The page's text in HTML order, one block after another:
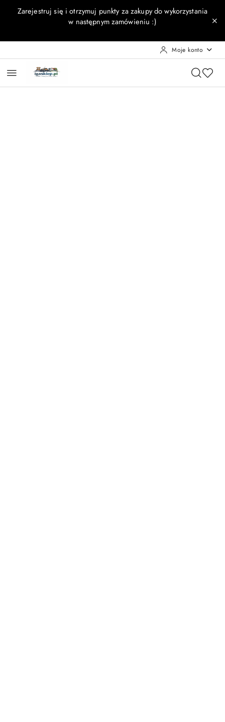
Przejdź do treści głównej
Przejdź do wyszukiwarki
Przejdź do moje konto
Przejdź do menu głównego
Przejdź do opisu produktu
Przejdź do stopki
Zarejestruj się i otrzymuj punkty za zakupy do wykorzystania
w następnym zamówieniu :)
Moje konto